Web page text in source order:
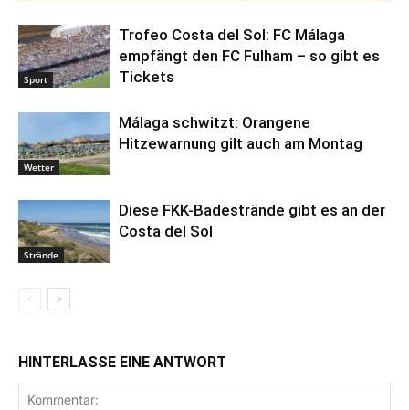
Sport
Trofeo Costa del Sol: FC Málaga
empfängt den FC Fulham – so gibt es
Tickets
Wetter
Málaga schwitzt: Orangene
Hitzewarnung gilt auch am Montag
Strände
Diese FKK-Badestrände gibt es an der
Costa del Sol
HINTERLASSE EINE ANTWORT